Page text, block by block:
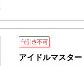
アイドルマスタ